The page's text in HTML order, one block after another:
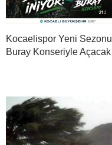
Kocaelispor Yeni Sezonu
Buray Konseriyle Açacak